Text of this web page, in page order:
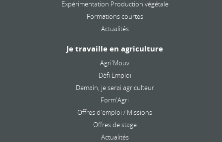
Expérimentation Production végétale
Formations courtes
Actualités
Je travaille en agriculture
Agri'Mouv
Défi Emploi
Demain, je serai agriculteur
Form'Agri
Offres d'emploi / Missions
Offres de stage
Actualités